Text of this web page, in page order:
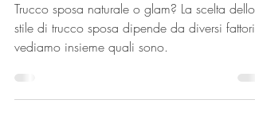
Glam: Quale Scegliere
per il Tuo Matrimonio?
Trucco sposa naturale o glam? La scelta dello
stile di trucco sposa dipende da diversi fattori,